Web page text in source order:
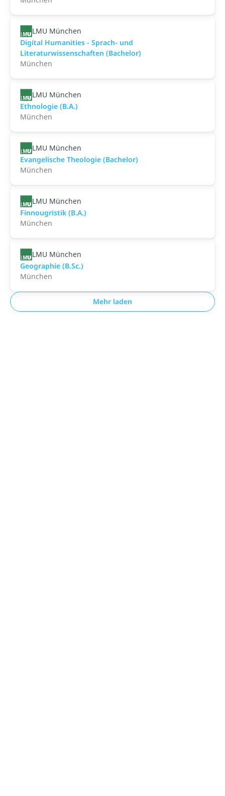
LMU München
Digital Humanities - Sprach- und
Literaturwissenschaften (Bachelor)
München
LMU München
Ethnologie (B.A.)
München
LMU München
Evangelische Theologie (Bachelor)
München
LMU München
Finnougristik (B.A.)
München
LMU München
Geographie (B.Sc.)
München
Mehr laden